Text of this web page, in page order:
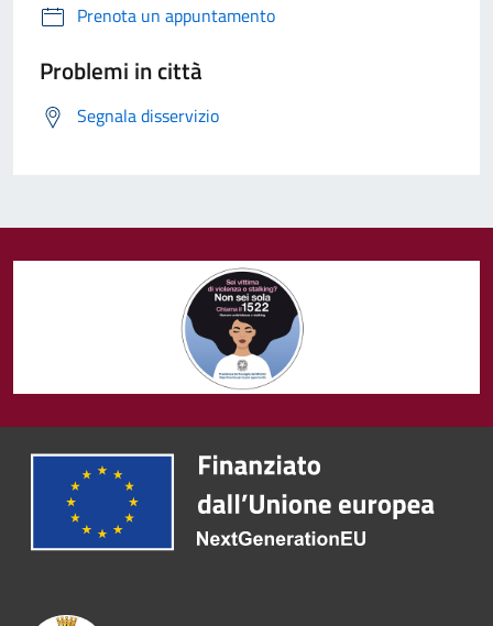
Prenota un appuntamento
Problemi in città
Segnala disservizio